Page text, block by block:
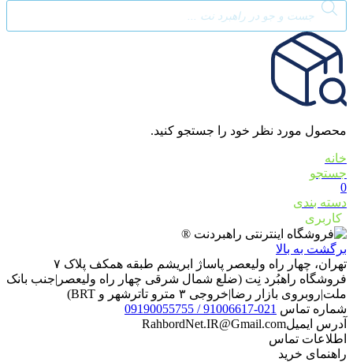
Products
search
محصول مورد نظر خود را جستجو کنید.
خانه
جستجو
0
دسته بندی
کاربری
برگشت به بالا
تهران، چهار راه ولیعصر پاساژ ابریشم طبقه همکف پلاک ۷
فروشگاه راهبُرد نِت (ضلع شمال شرقی چهار راه ولیعصر|جنب بانک
ملت|روبروی بازار رضا|خروجی ۳ مترو تاترشهر و BRT)‎‎
شماره تماس 021-91006617 / 09190055755
آدرس ایمیلRahbordNet.IR@Gmail.com
اطلاعات تماس
راهنمای خرید